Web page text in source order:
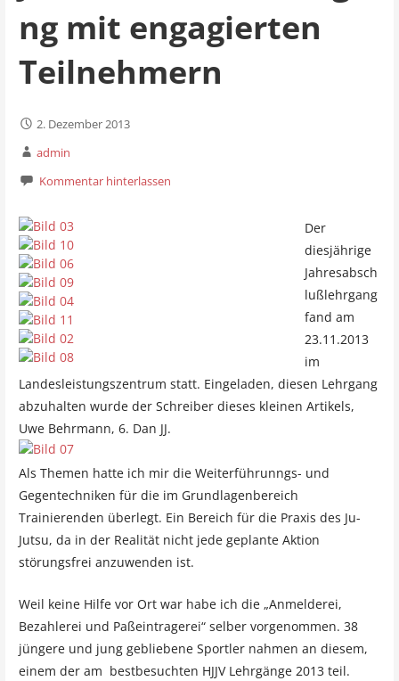
ng mit engagierten
Teilnehmern
2. Dezember 2013
admin
Kommentar hinterlassen
Der
diesjährige
Jahresabsch
lußlehrgang
fand am
23.11.2013
im
Landesleistungszentrum statt. Eingeladen, diesen Lehrgang
abzuhalten wurde der Schreiber dieses kleinen Artikels,
Uwe Behrmann, 6. Dan JJ.
Als Themen hatte ich mir die Weiterführunngs- und
Gegentechniken für die im Grundlagenbereich
Trainierenden überlegt. Ein Bereich für die Praxis des Ju-
Jutsu, da in der Realität nicht jede geplante Aktion
störungsfrei anzuwenden ist.
Weil keine Hilfe vor Ort war habe ich die „Anmelderei,
Bezahlerei und Paßeintragerei“ selber vorgenommen. 38
jüngere und jung gebliebene Sportler nahmen an diesem,
einem der am bestbesuchten HJJV Lehrgänge 2013 teil.